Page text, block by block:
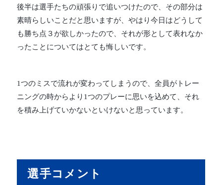
後半は選手たちの頑張りで追いつけたので、その部分は
素晴らしいことだと思いますが、やはり今日はどうして
も勝ち点３が欲しかったので、それが形として表れなか
ったことについてはとても悔しいです。
1つのミスで流れが変わってしまうので、全員がトレー
ニングの時からより1つのプレーに思いを込めて、それ
を積み上げていかないといけないと思っています。
選手コメント